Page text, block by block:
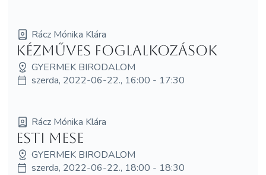
Rácz Mónika Klára
Kézműves foglalkozások
GYERMEK BIRODALOM
szerda, 2022-06-22., 16:00 - 17:30
Rácz Mónika Klára
Esti mese
GYERMEK BIRODALOM
szerda, 2022-06-22., 18:00 - 18:30